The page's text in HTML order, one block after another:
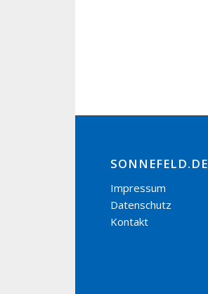
SONNEFELD.DE
Impressum
Datenschutz
Kontakt